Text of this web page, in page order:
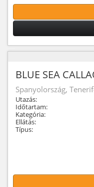
BLUE SEA
Spanyolország,
Utazás:
Időtartam:
Kategória:
Ellátás:
Típus: